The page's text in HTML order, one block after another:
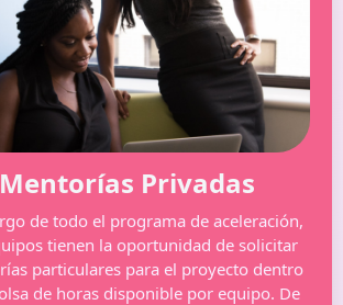
Mentorías Privadas
de todo el programa de aceleración,
tienen la oportunidad de solicitar
particulares para el proyecto dentro
de horas disponible por equipo. De